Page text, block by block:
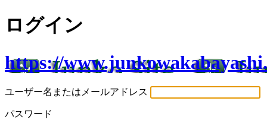
ログイン
https://
ユーザー名またはメールアドレス
パスワード